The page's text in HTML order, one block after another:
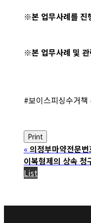
※본 업무사례를 진
※본 업무사례 및
#보이스피싱수거
Print
« 의정부마약전문
이복형제의 상속
List